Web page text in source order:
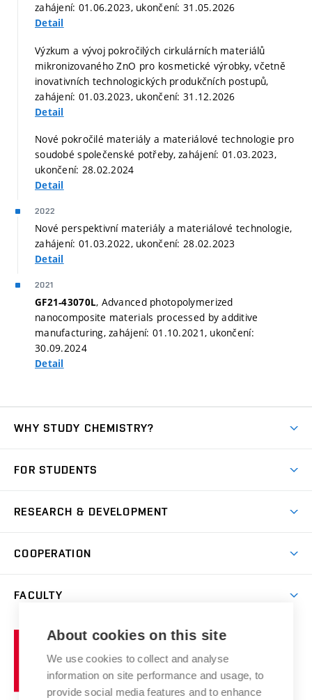
zahájení: 01.06.2023, ukončení: 31.05.2026
Detail
Výzkum a vývoj pokročilých cirkulárních materiálů
mikronizovaného ZnO pro kosmetické výrobky, včetně
inovativních technologických produkčních postupů,
zahájení: 01.03.2023, ukončení: 31.12.2026
Detail
Nové pokročilé materiály a materiálové technologie pro
soudobé společenské potřeby, zahájení: 01.03.2023,
ukončení: 28.02.2024
Detail
2022
Nové perspektivní materiály a materiálové technologie,
zahájení: 01.03.2022, ukončení: 28.02.2023
Detail
2021
GF21-43070L, Advanced photopolymerized
nanocomposite materials processed by additive
manufacturing, zahájení: 01.10.2021, ukončení:
30.09.2024
Detail
WHY STUDY CHEMISTRY?
Degree studies in Czech
Summer school
E-application
FOR STUDENTS
IT services
Courses
RESEARCH & DEVELOPMENT
Research groups
Research results
Achievements and awards
Conferences
COOPERATION
Chemistry and Life
High schools & FCH
Science popularization
FACULTY
Brno
University
of
Technology
About cookies on this site
We use cookies to collect and analyse
information on site performance and usage, to
provide social media features and to enhance